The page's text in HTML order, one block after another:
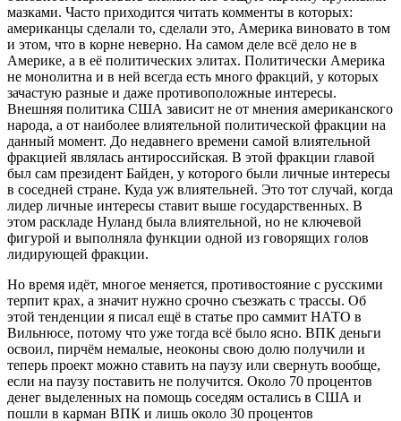
мазками. Часто приходится читать комменты в которых:
американцы сделали то, сделали это, Америка виновато в том
и этом, что в корне неверно. На самом деле всё дело не в
Америке, а в её политических элитах. Политически Америка
не монолитна и в ней всегда есть много фракций, у которых
зачастую разные и даже противоположные интересы.
Внешняя политика США зависит не от мнения американского
народа, а от наиболее влиятельной политической фракции на
данный момент. До недавнего времени самой влиятельной
фракцией являлась антироссийская. В этой фракции главой
был сам президент Байден, у которого были личные интересы
в соседней стране. Куда уж влиятельней. Это тот случай, когда
лидер личные интересы ставит выше государственных. В
этом раскладе Нуланд была влиятельной, но не ключевой
фигурой и выполняла функции одной из говорящих голов
лидирующей фракции.
Но время идёт, многое меняется, противостояние с русскими
терпит крах, а значит нужно срочно съезжать с трассы. Об
этой тенденции я писал ещё в статье про саммит НАТО в
Вильнюсе, потому что уже тогда всё было ясно. ВПК деньги
освоил, пирчём немалые, неоконы свою долю получили и
теперь проект можно ставить на паузу или свернуть вообще,
если на паузу поставить не получится. Около 70 процентов
денег выделенных на помощь соседям остались в США и
пошли в карман ВПК и лишь около 30 процентов